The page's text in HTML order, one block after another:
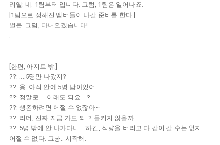
리옐: 네. 1팀부터 입니다. 그럼, 1팀은 일어나죠.
[1팀으로 정해진 멤버들이 나갈 준비를 한다.]
별몬: 그럼, 다녀오겠습니다!
.
.
.
[한편, 아지트 밖.]
??: ....5명만 나갔지?
??: 응. 아직 안에 5명 남아있어.
??: 정말로.... 이래도 되요....?
??: 생존하려면 어쩔 수 없잖아~
??: 리더, 진짜 지금 가도 되..? 들키지 않을까...
??: 5명 밖에 안 나가다니... 하긴, 식량을 버리고 다 같이 갈 수는 없지.
어쩔 수 없다. 그냥.. 시작해.